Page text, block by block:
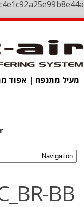
מעיל מתנפח | אפוד
BB